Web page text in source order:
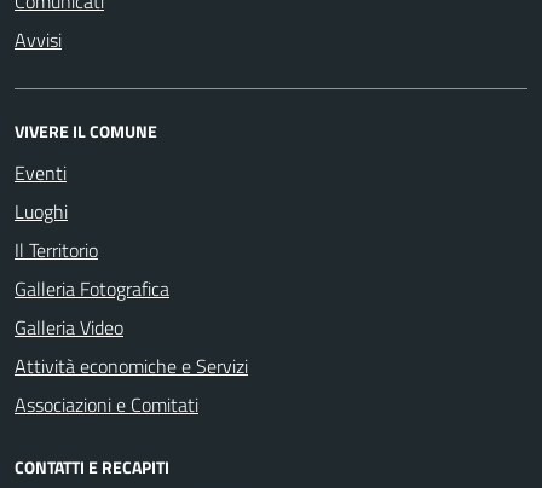
Avvisi
VIVERE IL COMUNE
Eventi
Luoghi
Il Territorio
Galleria Fotografica
Galleria Video
Attività economiche e Servizi
Associazioni e Comitati
CONTATTI E RECAPITI